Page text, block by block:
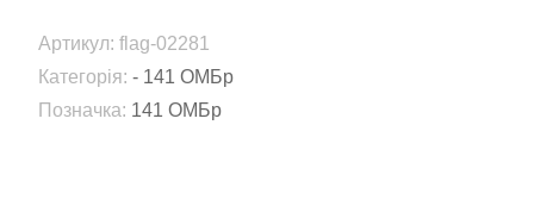
механізована
бригада
(141
Артикул: flag-02281
Категорія: - 141 ОМБр
Позначка: 141 ОМБр